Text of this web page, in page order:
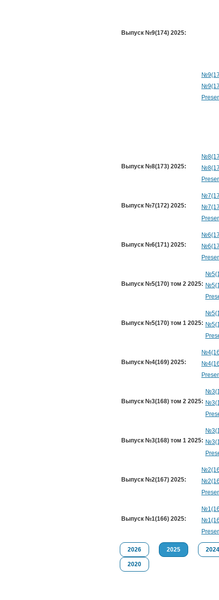
Выпуск №9(174) 2025:
Выпуск №8(173) 2025:
Выпуск №7(172) 2025:
Выпуск №6(171) 2025:
Выпуск №5(170) том 2 2025:
Выпуск №5(170) том 1 2025:
Выпуск №4(169) 2025:
Выпуск №3(168) том 2 2025:
Выпуск №3(168) том 1 2025:
Выпуск №2(167) 2025:
Выпуск №1(166) 2025:
2026 2025 2024
2020